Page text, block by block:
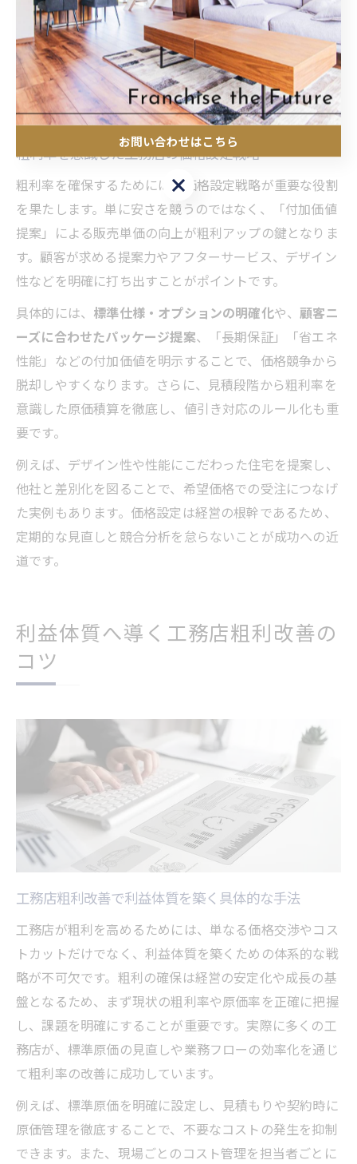
実際に、ある工務店では標準仕様を定めることで資材の
大量発注が可能となり、仕入コストを約10％削減した事
例もあります。ただし、過度なコスト削減は品質低下や
顧客満足度低下につながるリスクがあるため、バランス
を考慮した取り組みが必要です。
粗利率を意識した工務店の価格設定戦略
粗利率を確保するためには、価格設定戦略が重要な役割
を果たします。単に安さを競うのではなく、「付加価値
提案」による販売単価の向上が粗利アップの鍵となりま
す。顧客が求める提案力やアフターサービス、デザイン
性などを明確に打ち出すことがポイントです。
具体的には、 標準仕様・オプションの明確化や、 顧客ニ
ーズに合わせたパッケージ提案、「長期保証」「省エネ
性能」などの付加価値を明示することで、価格競争から
脱却しやすくなります。さらに、見積段階から粗利率を
意識した原価積算を徹底し、値引き対応のルール化も重
要です。
例えば、デザイン性や性能にこだわった住宅を提案し、
他社と差別化を図ることで、希望価格での受注につなげ
た実例もあります。価格設定は経営の根幹であるため、
定期的な見直しと競合分析を怠らないことが成功への近
道です。
利益体質へ導く工務店粗利改善の
コツ
工務店粗利改善で利益体質を築く具体的な手法
工務店が粗利を高めるためには、単なる価格交渉やコス
トカットだけでなく、利益体質を築くための体系的な戦
略が不可欠です。粗利の確保は経営の安定化や成長の基
盤となるため、まず現状の粗利率や原価率を正確に把握
し、課題を明確にすることが重要です。実際に多くの工
務店が、標準原価の見直しや業務フローの効率化を通じ
て粗利率の改善に成功しています。
例えば、標準原価を明確に設定し、見積もりや契約時に
原価管理を徹底することで、不要なコストの発生を抑制
できます。また、現場ごとのコスト管理を担当者ごとに
お問い合わせはこちら
お問い合わせはこちら